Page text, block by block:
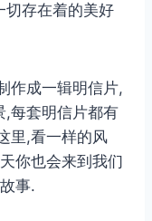
切存在着的美好
作成一辑明信片,
,每套明信片都有
里,看一样的风
你也会来到我们
事.